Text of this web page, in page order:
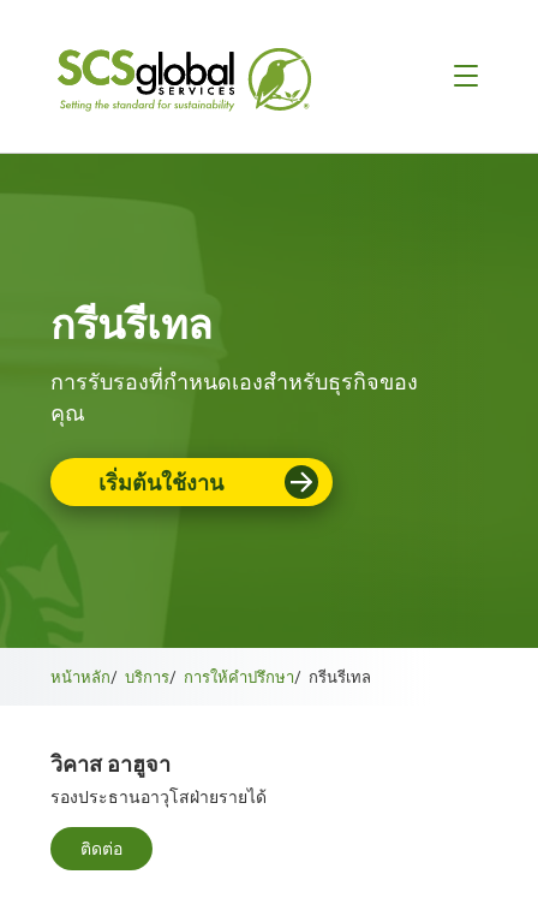
กรีนรีเทล
การรับรองที่กําหนดเองสําหรับธุรกิจของ
คุณ
เริ่มต้นใช้งาน
หน้าหลัก/ บริการ/ การให้คําปรึกษา/ กรีนรีเทล
วิคาส อาฮูจา
รองประธานอาวุโสฝ่ายรายได้
ติดต่อ